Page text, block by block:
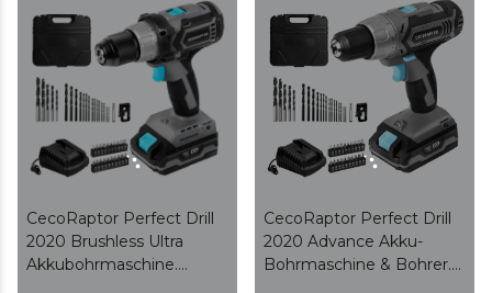
46 Nm, 25+1 Positionen
CecoRaptor Perfect Drill
2020 Brushless Ultra
Akkubohrmaschine.
CecoRaptor Perfect Drill
2020 Advance Akku-
Bohrmaschine & Bohrer.